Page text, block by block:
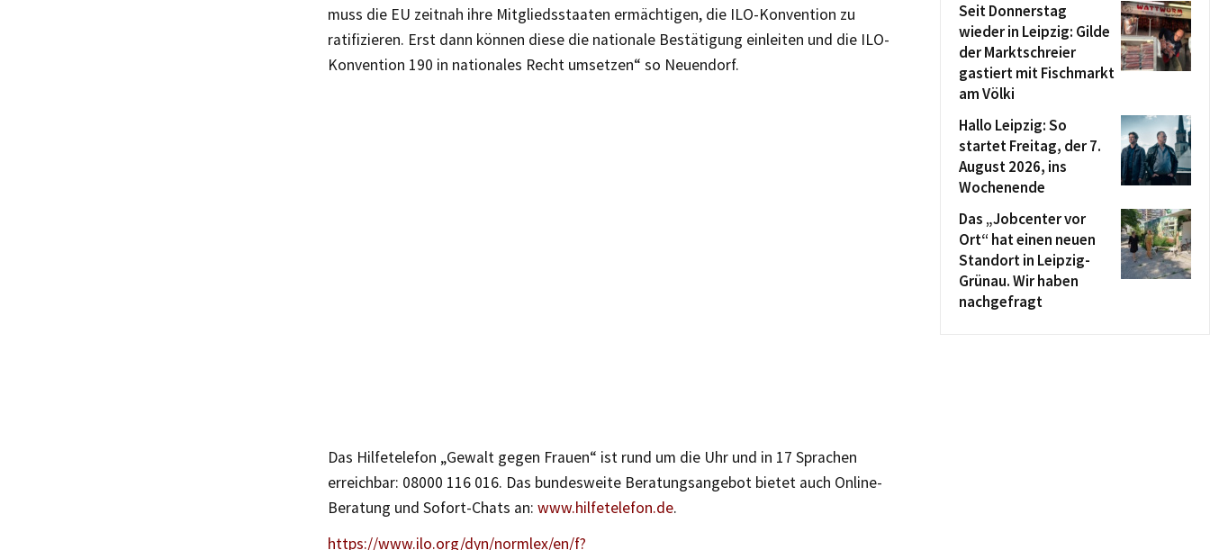
muss die EU zeitnah ihre Mitgliedsstaaten ermächtigen, die ILO-Konvention zu
ratifizieren. Erst dann können diese die nationale Bestätigung einleiten und die ILO-
Konvention 190 in nationales Recht umsetzen“ so Neuendorf.
Das Hilfetelefon „Gewalt gegen Frauen“ ist rund um die Uhr und in 17 Sprachen
erreichbar: 08000 116 016. Das bundesweite Beratungsangebot bietet auch Online-
Beratung und Sofort-Chats an: www.hilfetelefon.de.
https://www.ilo.org/dyn/normlex/en/f?
Seit Donnerstag
wieder in Leipzig: Gilde
der Marktschreier
gastiert mit Fischmarkt
am Völki
Hallo Leipzig: So
startet Freitag, der 7.
August 2026, ins
Wochenende
Das „Jobcenter vor
Ort“ hat einen neuen
Standort in Leipzig-
Grünau. Wir haben
nachgefragt